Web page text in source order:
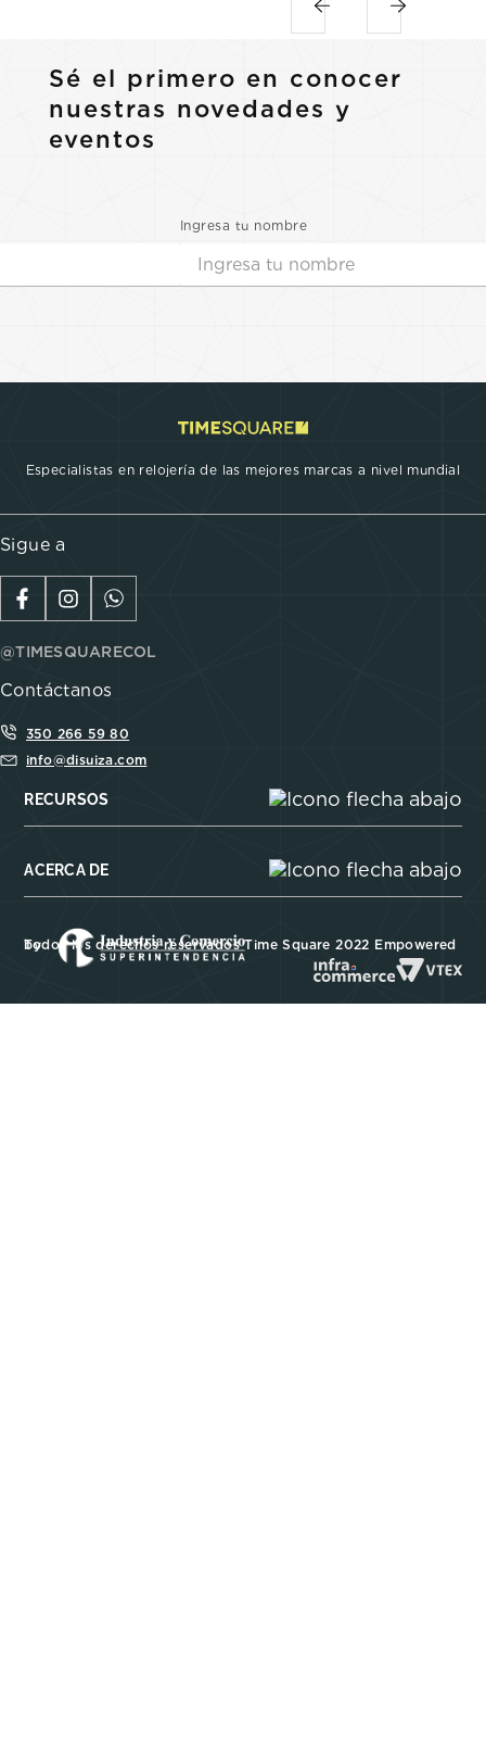
Sé el primero en conocer
nuestras novedades y
eventos
Ingresa tu nombre
Especialistas en relojería de las mejores marcas a nivel mundial
Sigue a
@TIMESQUARECOL
Contáctanos
350 266 59 80
info@disuiza.com
RECURSOS
ACERCA DE
Todos los derechos reservados Time Square 2022 Empowered by